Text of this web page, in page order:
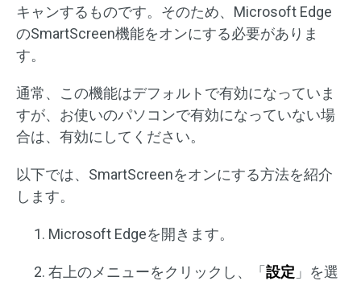
キャンするものです。そのため、Microsoft Edge
のSmartScreen機能をオンにする必要がありま
す。
通常、この機能はデフォルトで有効になっていま
すが、お使いのパソコンで有効になっていない場
合は、有効にしてください。
以下では、SmartScreenをオンにする方法を紹介
します。
Microsoft Edgeを開きます。
右上のメニューをクリックし、「 設定 」を選